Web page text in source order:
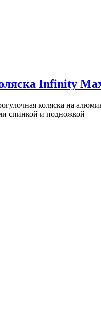
Infinity
коляска на
спинкой и подножкой